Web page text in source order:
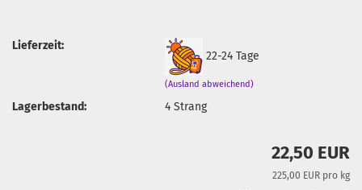
Lieferzeit:
22-24 Tage
(Ausland abweichend)
Lagerbestand: 4Strang
22,50 EUR
225,00 EUR pro kg